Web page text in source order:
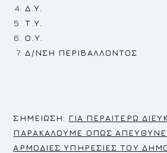
Δ.Υ.
Τ.Υ.
Ο.Υ.
Δ/ΝΣΗ ΠΕΡΙΒΑΛΛΟΝΤΟΣ
ΣΗΜΕΙΩΣΗ: ΓΙΑ ΠΕΡΑΙΤΕΡΩ
ΠΑΡΑΚΑΛΟΥΜΕ ΟΠΩΣ
ΑΡΜΟΔΙΕΣ ΥΠΗΡΕΣΙΕΣ ΤΟΥ